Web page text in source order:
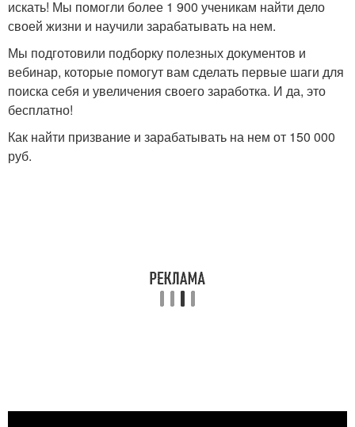
искать! Мы помогли более 1 900 ученикам найти дело
своей жизни и научили зарабатывать на нем.
Мы подготовили подборку полезных документов и
вебинар, которые помогут вам сделать первые шаги для
поиска себя и увеличения своего заработка. И да, это
бесплатно!
Как найти призвание и зарабатывать на нем от 150 000
руб.